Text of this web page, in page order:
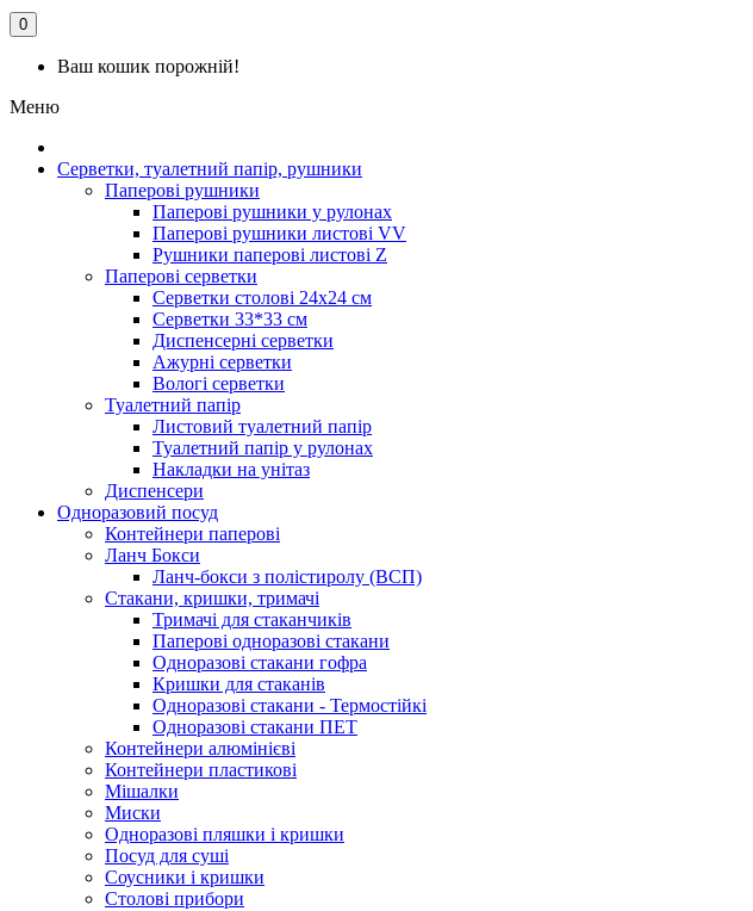
0
Ваш кошик порожній!
Меню
Серветки, туалетний папір, рушники
Паперові рушники
Паперові рушники у рулонах
Паперові рушники листові VV
Рушники паперові листові Z
Паперові серветки
Серветки столові 24х24 см
Серветки 33*33 см
Диспенсерні серветки
Ажурні серветки
Вологі серветки
Туалетний папір
Листовий туалетний папір
Туалетний папір у рулонах
Накладки на унітаз
Диспенсери
Одноразовий посуд
Контейнери паперові
Ланч Бокси
Ланч-бокси з полістиролу (ВСП)
Стакани, кришки, тримачі
Тримачі для стаканчиків
Паперові одноразові стакани
Одноразові стакани гофра
Кришки для стаканів
Одноразові стакани - Термостійкі
Одноразові стакани ПЕТ
Контейнери алюмінієві
Контейнери пластикові
Мішалки
Миски
Одноразові пляшки і кришки
Посуд для суші
Соусники і кришки
Столові прибори